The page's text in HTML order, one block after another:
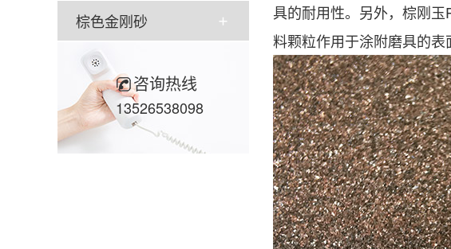
棕色金刚砂
咨询热线
13526538098
具的耐用性。另外，棕刚
料颗粒作用于涂附磨具的表